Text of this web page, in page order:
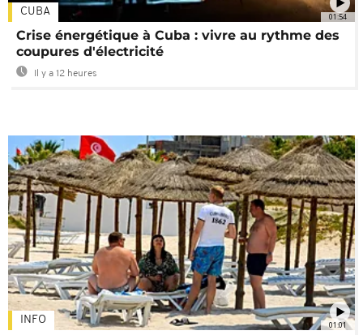
01:54
CUBA
Crise énergétique à Cuba : vivre au rythme des
coupures d'électricité
Il y a 12 heures
01:01
INFO